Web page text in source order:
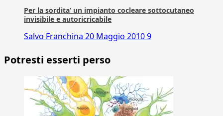
Per la sordita’ un impianto cocleare sottocutaneo
invisibile e autoricricabile
Salvo Franchina 20 Maggio 20109
Potresti esserti perso